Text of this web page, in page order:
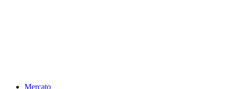
Mercato